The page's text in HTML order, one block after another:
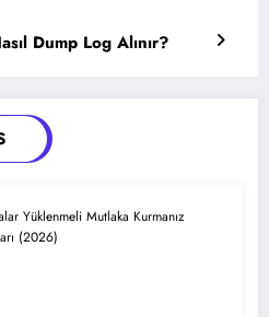
Dump Log Alınır?